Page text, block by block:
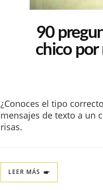
90
chico por
¿Conoces el tipo
mensajes de texto a un
risas.
LEER MÁS